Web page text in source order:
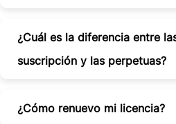
¿Cuál es la diferencia entre
suscripción y las perpetuas?
¿Cómo renuevo mi licencia?